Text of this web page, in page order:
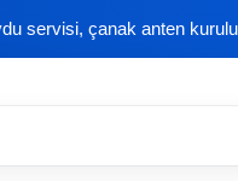
servisi, çanak anten